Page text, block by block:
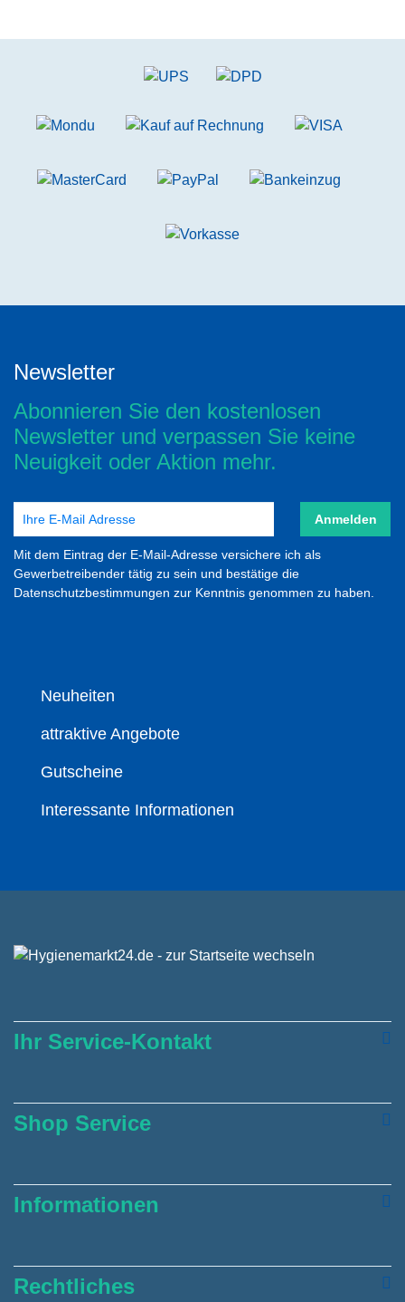
Newsletter
Abonnieren Sie den kostenlosen
Newsletter und verpassen Sie keine
Neuigkeit oder Aktion mehr.
Anmelden
Mit dem Eintrag der E-Mail-Adresse versichere ich als
Gewerbetreibender tätig zu sein und bestätige die
Datenschutzbestimmungen zur Kenntnis genommen zu haben.
Neuheiten
attraktive Angebote
Gutscheine
Interessante Informationen
Ihr Service-Kontakt
Shop Service
Informationen
Rechtliches